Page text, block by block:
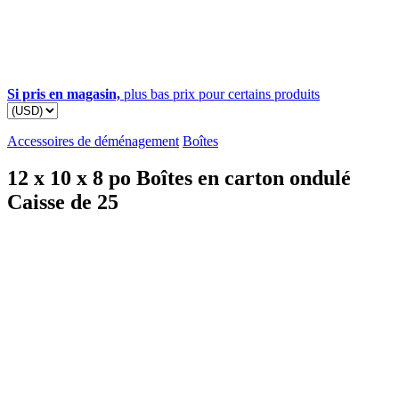
Si pris en magasin, plus bas prix pour certains produits
Accessoires de déménagement Boîtes
12 x 10 x 8 po Boîtes en carton ondulé
Caisse de 25